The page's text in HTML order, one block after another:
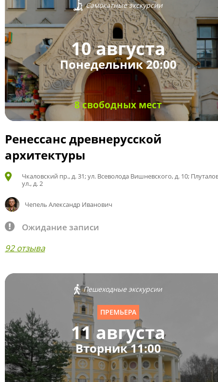
Самокатные экскурсии
10 августа
Понедельник 20:00
8 свободных мест
Ренессанс древнерусской
архитектуры
Чкаловский пр., д. 31; ул. Всеволода Вишневского, д. 10;
ул., д. 2
Чепель Александр Иванович
Ожидание записи
92 отзыва
Пешеходные экскурсии
ПРЕМЬЕРА
11 августа
Вторник 11:00